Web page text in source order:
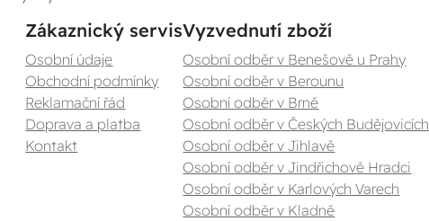
Zákaznický servis
Osobní údaje
Obchodní podmínky
Reklamační řád
Doprava a platba
Kontakt
Vyzvednutí zboží
Osobní odběr v Benešově u Prahy
Osobní odběr v Berounu
Osobní odběr v Brně
Osobní odběr v Českých Budějovicích
Osobní odběr v Jihlavě
Osobní odběr v Jindřichově Hradci
Osobní odběr v Karlových Varech
Osobní odběr v Kladně